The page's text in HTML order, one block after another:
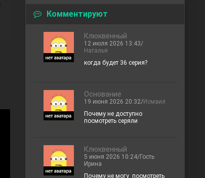
Комментируют
Клюквенный
12 июля 2026 13:43/
Наталья
когда будет 36 серия?
Основание
19 июня 2026 20:32/Исмаил
Почему не доступно
посмотреть серяли
Клюквенный
5 июня 2026 10:24/Гость
Ирина
Почему не могу посмотреть